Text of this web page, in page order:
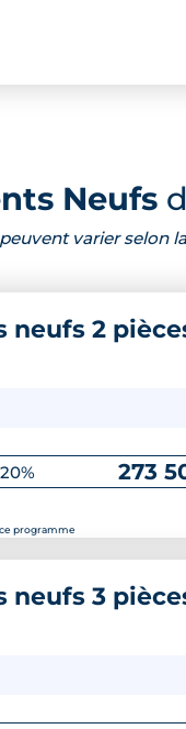
Neufs
peuvent varier
neufs 2
programme
273
neufs 3